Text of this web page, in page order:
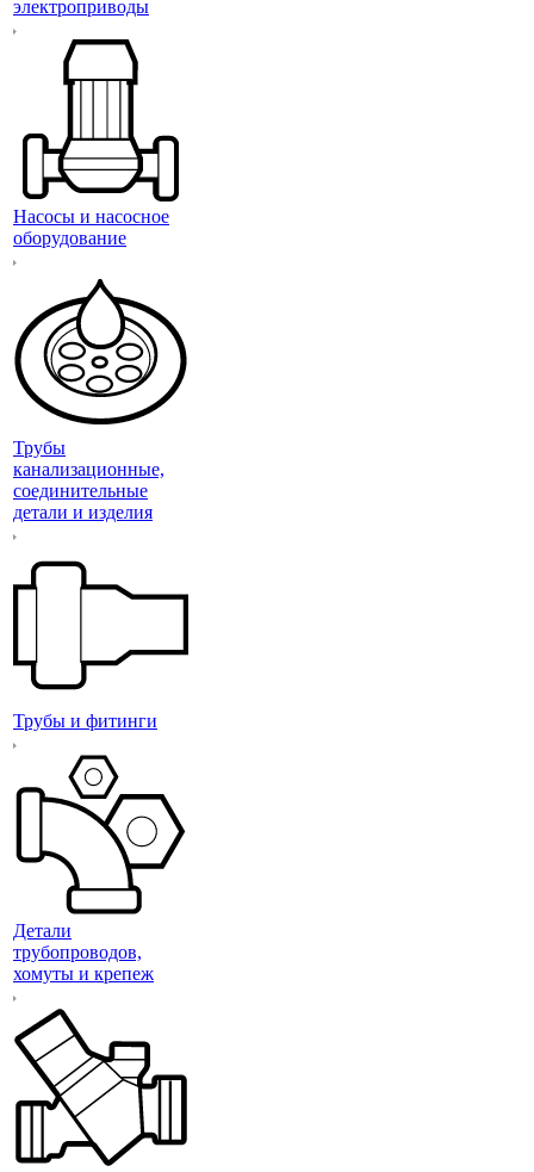
электроприводы
Насосы и насосное
оборудование
Трубы
канализационные,
соединительные
детали и изделия
Трубы и фитинги
Детали
трубопроводов,
хомуты и крепеж